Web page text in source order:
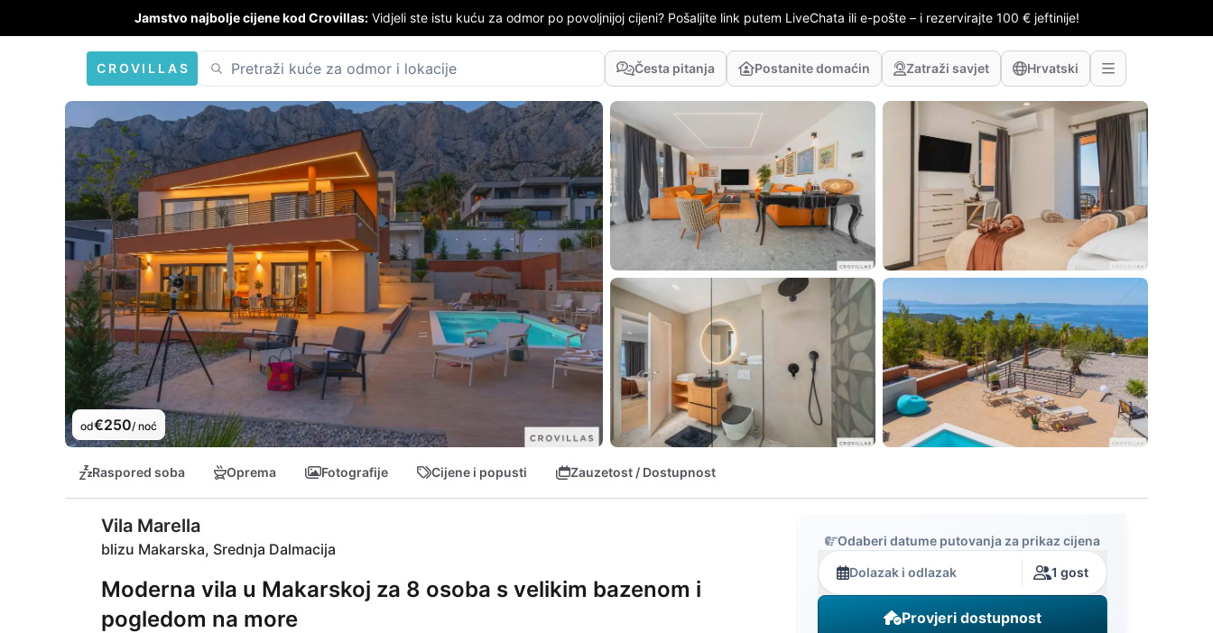
Jamstvo najbolje cijene kod Crovillas: Vidjeli ste istu kuću za odmor po povoljnijoj cijeni? Pošaljite link putem LiveChata ili e-pošte – i rezervirajte 100 € jeftinije!
CROVILLAS Česta pitanja Postanite domaćin Zatraži savjet Hrvatski
od€250/ noć
Raspored soba Oprema Fotografije Cijene i popusti Zauzetost / Dostupnost
Vila Marella
blizu Makarska, Srednja Dalmacija
Moderna vila u Makarskoj za 8 osoba s velikim bazenom i
pogledom na more
Odaberi datume putovanja za prikaz cijena
Dolazak i odlazak 1 gost
Provjeri dostupnost